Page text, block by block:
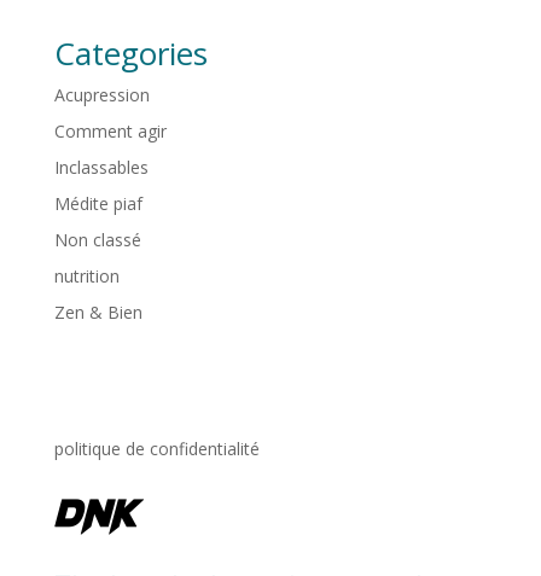
Categories
Acupression
Comment agir
Inclassables
Médite piaf
Non classé
nutrition
Zen & Bien
politique de confidentialité